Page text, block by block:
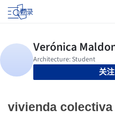
登录
关注
vivienda colectiva